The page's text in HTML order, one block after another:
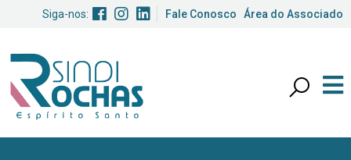
Siga-nos: Fale Conosco Área do Associado